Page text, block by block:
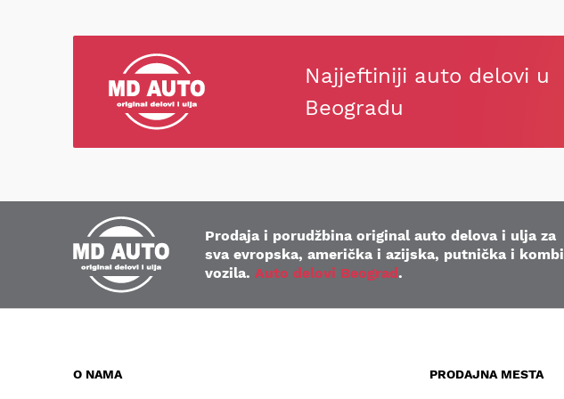
Najjeftiniji auto delovi u
Beogradu
Prodaja i porudžbina original auto delova i ulja za
sva evropska, američka i azijska, putnička i kombi
vozila. Auto delovi Beograd.
O NAMA PRODAJNA MESTA